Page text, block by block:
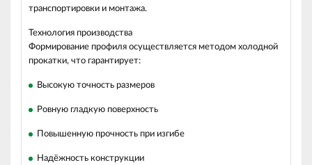
транспортировки и монтажа.
Технология производства
Формирование профиля осуществляется методом холодной
прокатки, что гарантирует:
Высокую точность размеров
Ровную гладкую поверхность
Повышенную прочность при изгибе
Надёжность конструкции